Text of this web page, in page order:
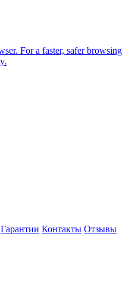
Гарантии Контакты Отзывы